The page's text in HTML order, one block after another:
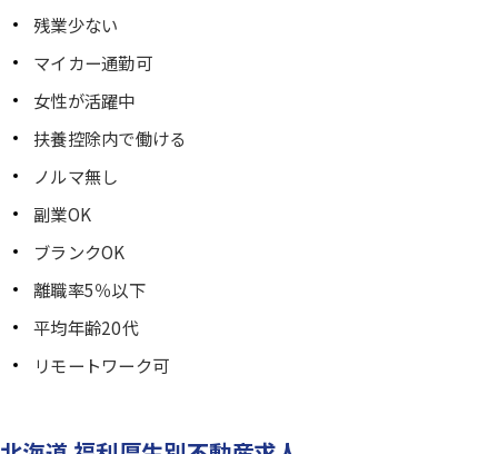
残業少ない
マイカー通勤可
女性が活躍中
扶養控除内で働ける
ノルマ無し
副業OK
ブランクOK
離職率5％以下
平均年齢20代
リモートワーク可